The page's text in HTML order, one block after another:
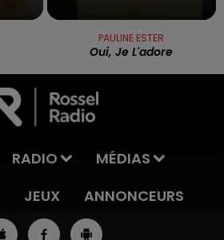
PAULINE ESTER
Oui, Je L'adore
RADIO
MÉDIAS
JEUX ANNONCEURS